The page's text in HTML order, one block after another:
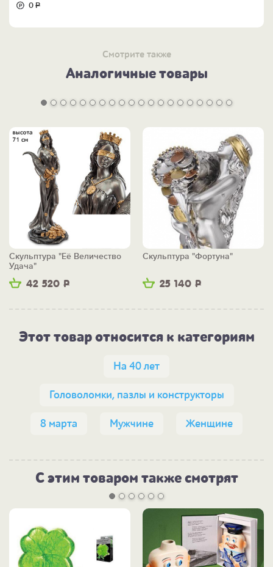
0Р
Смотрите также
Аналогичные товары
42 520 Р
Скульптура "Её Величество
Удача"
25 140 Р
Скульптура "Фортуна"
Этот товар относится к категориям
На 40 лет
Головоломки, пазлы и конструкторы
8 марта Мужчине Женщине
С этим товаром также смотрят